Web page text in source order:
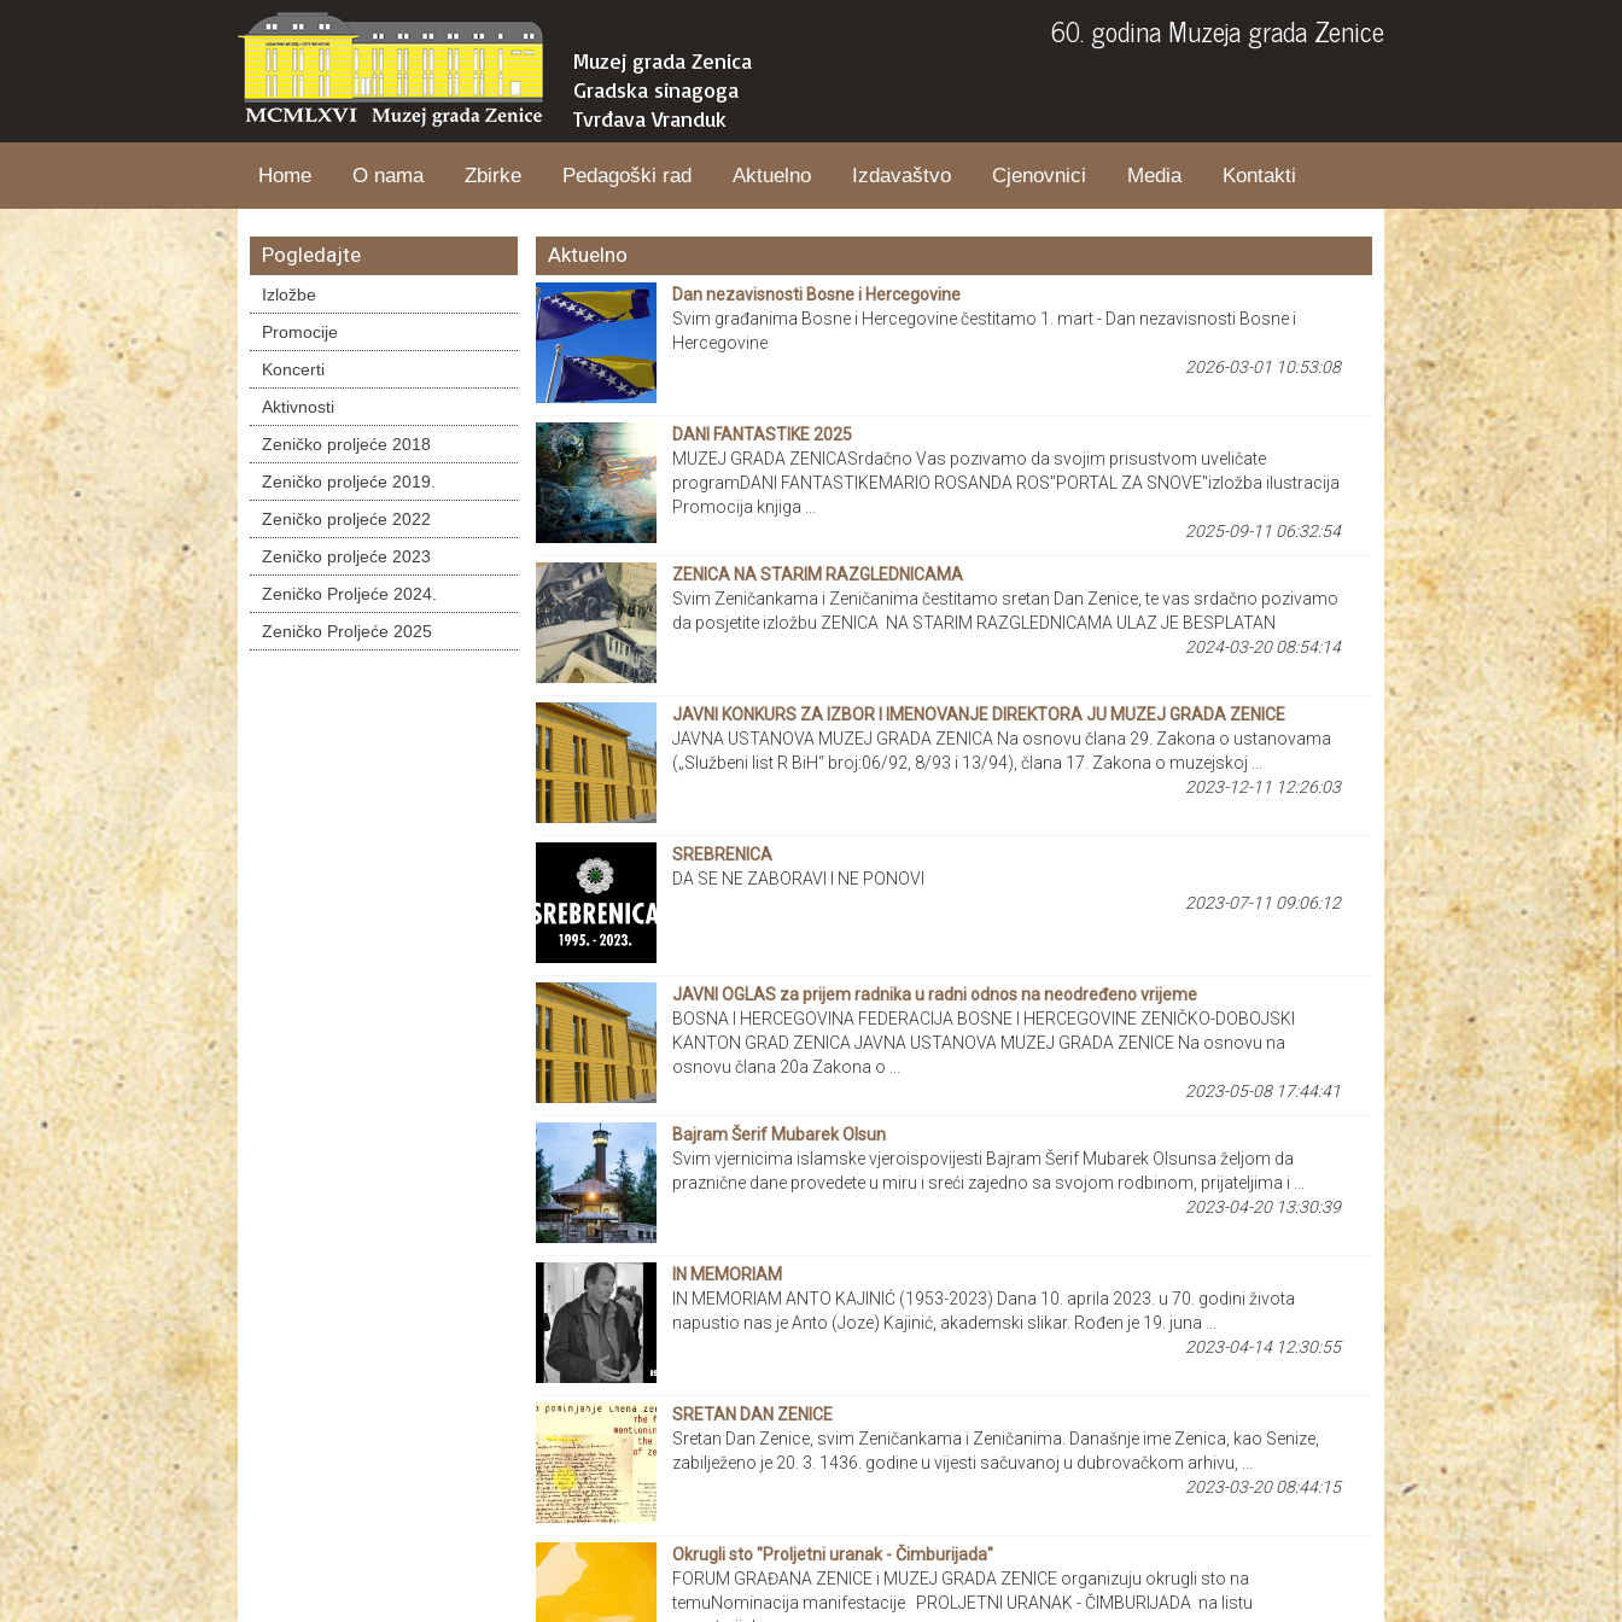
Muzej grada Zenica
Gradska sinagoga
Tvrđava Vranduk
60. godina Muzeja grada Zenice
Home O nama Zbirke Pedagoški rad Aktuelno Izdavaštvo Cjenovnici Media Kontakti
Pogledajte
Izložbe
Promocije
Koncerti
Aktivnosti
Zeničko proljeće 2018
Zeničko proljeće 2019.
Zeničko proljeće 2022
Zeničko proljeće 2023
Zeničko Proljeće 2024.
Zeničko Proljeće 2025
Aktuelno
Dan nezavisnosti Bosne i Hercegovine
Svim građanima Bosne i Hercegovine čestitamo 1. mart - Dan nezavisnosti Bosne i
Hercegovine
2026-03-01 10:53:08
DANI FANTASTIKE 2025
MUZEJ GRADA ZENICASrdačno Vas pozivamo da svojim prisustvom uveličate
programDANI FANTASTIKEMARIO ROSANDA ROS"PORTAL ZA SNOVE"izložba ilustracija
Promocija knjiga ...
2025-09-11 06:32:54
ZENICA NA STARIM RAZGLEDNICAMA
Svim Zeničankama i Zeničanima čestitamo sretan Dan Zenice, te vas srdačno pozivamo
da posjetite izložbu ZENICA NA STARIM RAZGLEDNICAMA ULAZ JE BESPLATAN
2024-03-20 08:54:14
JAVNI KONKURS ZA IZBOR I IMENOVANJE DIREKTORA JU MUZEJ GRADA ZENICE
JAVNA USTANOVA MUZEJ GRADA ZENICA Na osnovu člana 29. Zakona o ustanovama
(„Službeni list R BiH“ broj:06/92, 8/93 i 13/94), člana 17. Zakona o muzejskoj ...
2023-12-11 12:26:03
SREBRENICA
DA SE NE ZABORAVI I NE PONOVI
2023-07-11 09:06:12
JAVNI OGLAS za prijem radnika u radni odnos na neodređeno vrijeme
BOSNA I HERCEGOVINA FEDERACIJA BOSNE I HERCEGOVINE ZENIČKO-DOBOJSKI
KANTON GRAD ZENICA JAVNA USTANOVA MUZEJ GRADA ZENICE Na osnovu na
osnovu člana 20a Zakona o ...
2023-05-08 17:44:41
Bajram Šerif Mubarek Olsun
Svim vjernicima islamske vjeroispovijesti Bajram Šerif Mubarek Olsunsa željom da
praznične dane provedete u miru i sreći zajedno sa svojom rodbinom, prijateljima i ...
2023-04-20 13:30:39
IN MEMORIAM
IN MEMORIAM ANTO KAJINIĆ (1953-2023) Dana 10. aprila 2023. u 70. godini života
napustio nas je Anto (Joze) Kajinić, akademski slikar. Rođen je 19. juna ...
2023-04-14 12:30:55
SRETAN DAN ZENICE
Sretan Dan Zenice, svim Zeničankama i Zeničanima. Današnje ime Zenica, kao Senize,
zabilježeno je 20. 3. 1436. godine u vijesti sačuvanoj u dubrovačkom arhivu, ...
2023-03-20 08:44:15
Okrugli sto "Proljetni uranak - Čimburijada"
FORUM GRAĐANA ZENICE i MUZEJ GRADA ZENICE organizuju okrugli sto na
temuNominacija manifestacije PROLJETNI URANAK - ČIMBURIJADA na listu